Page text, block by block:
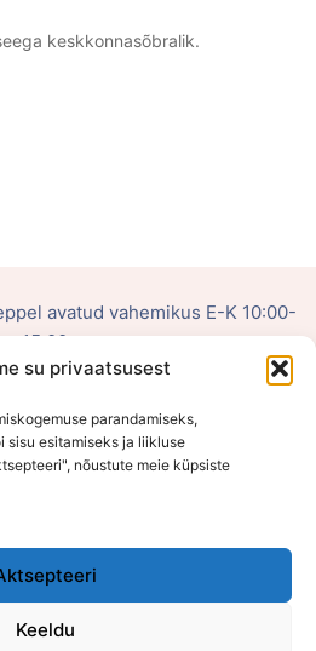
su privaatsusest
parandamiseks,
sisu esitamiseks ja liikluse
nõustute meie küpsiste
Keeldu
keskkonnasõbralik.
avatud vahemikus E-K 10:00-
15:00
nr: 16108484
(Füüsilist poodi ei ole)